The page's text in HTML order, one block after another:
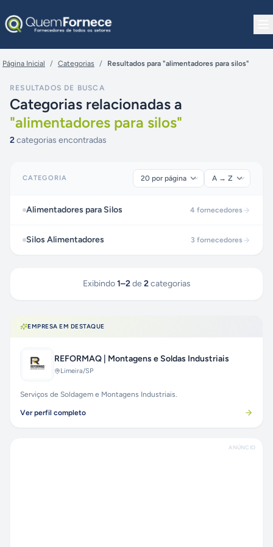
Página Inicial / Categorias / Resultados para "alimentadores para silos"
RESULTADOS DE BUSCA
Categorias relacionadas a
"alimentadores para silos"
2categorias encontradas
CATEGORIA
Alimentadores para Silos 4 fornecedores
Silos Alimentadores 3 fornecedores
Exibindo 1–2 de 2 categorias
EMPRESA EM DESTAQUE
REFORMAQ | Montagens e Soldas Industriais
Limeira/SP
Serviços de Soldagem e Montagens Industriais.
Ver perfil completo
ANÚNCIO